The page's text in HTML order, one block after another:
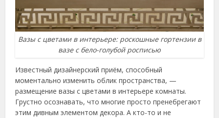
Вазы с цветами в интерьере: роскошные гортензии в
вазе с бело-голубой росписью
Известный дизайнерский приём, способный
моментально изменить облик пространства, —
размещение вазы с цветами в интерьере комнаты.
Грустно осознавать, что многие просто пренебрегают
этим дивным элементом декора. А кто-то и не